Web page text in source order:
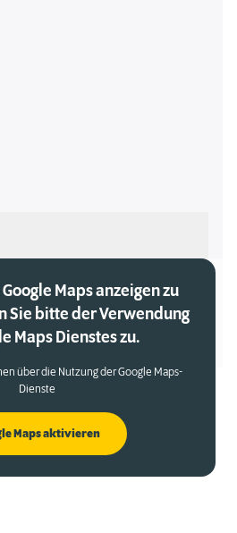
Maps anzeigen zu
Sie bitte der Verwendung
Maps Dienstes zu.
über die Nutzung der Google Maps-
Dienste
Maps aktivieren